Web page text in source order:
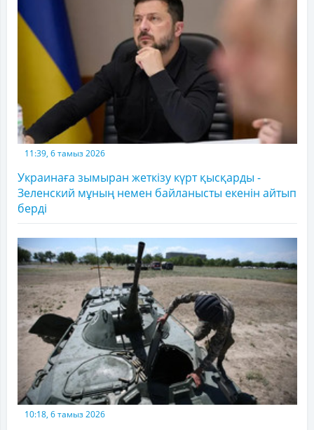
11:39, 6 тамыз 2026
Украинаға зымыран жеткізу күрт қысқарды -
Зеленский мұның немен байланысты екенін айтып
берді
10:18, 6 тамыз 2026